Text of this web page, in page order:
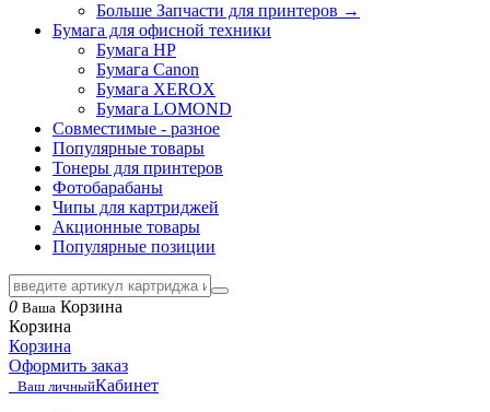
Больше Запчасти для принтеров →
Бумага для офисной техники
Бумага HP
Бумага Canon
Бумага XEROX
Бумага LOMOND
Совместимые - разное
Популярные товары
Тонеры для принтеров
Фотобарабаны
Чипы для картриджей
Акционные товары
Популярные позиции
0 Ваша Корзина
Корзина
Корзина
Оформить заказ
Ваш личныйКабинет